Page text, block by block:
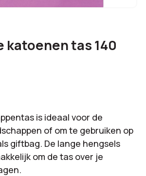
katoenen tas 140
is ideaal voor de
of om te gebruiken op
giftbag. De lange hengsels
om de tas over je